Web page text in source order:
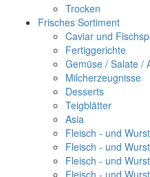
Trocken
Frisches Sortiment
Caviar und
Fertiggerichte
Gemüse / Salate /
Milcherzeugnisse
Desserts
Teigblätter
Asia
Fleisch - und
Fleisch - und
Fleisch - und
Fleisch - und